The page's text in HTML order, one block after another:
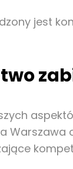
jest
Warszawa